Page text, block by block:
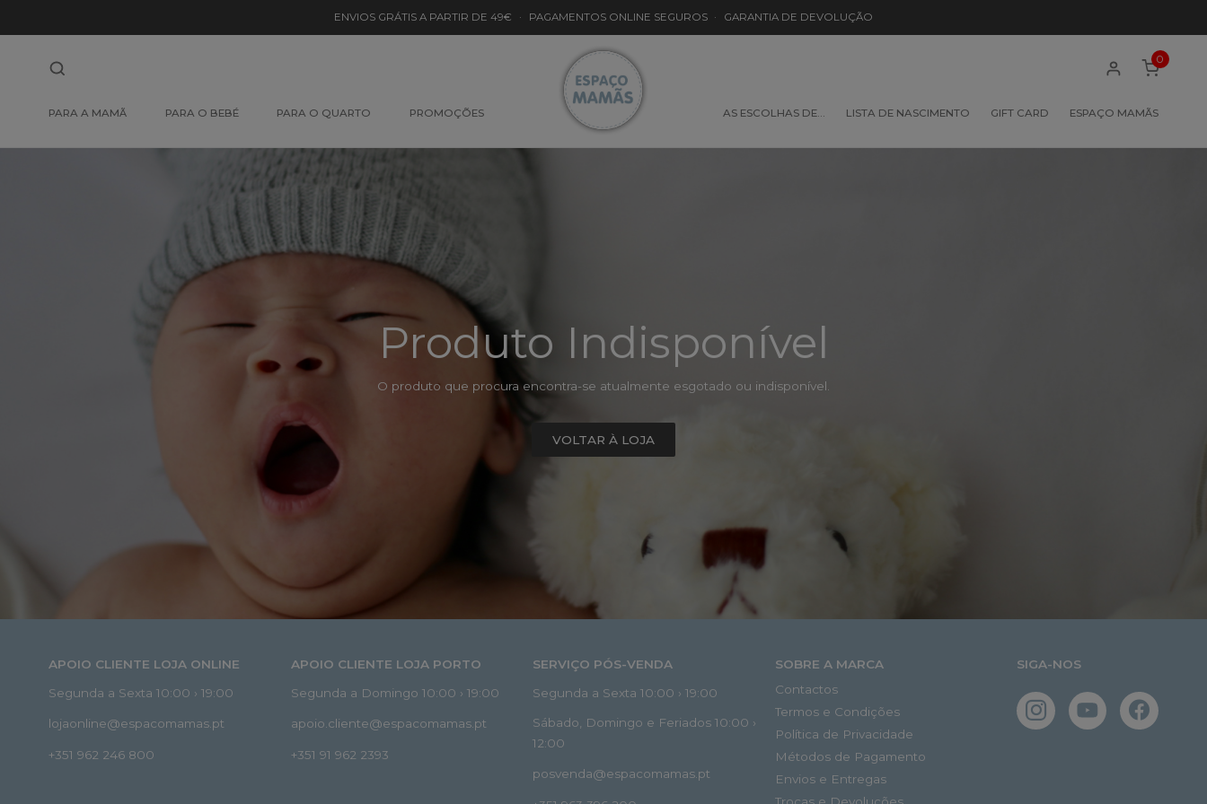
de
Produto
Sem
Produto
ENVIOS GRÁTIS A PARTIR DE 49€ · PAGAMENTOS ONLINE SEGUROS · GARANTIA DE DEVOLUÇÃO
PARA A MAMÃ PARA O BEBÉ PARA O QUARTO PROMOÇÕES AS ESCOLHAS DE… LISTA DE NASCIMENTO GIFT CARD ESPAÇO MAMÃS
0
Produto Indisponível
O produto que procura encontra-se atualmente esgotado ou indisponível.
VOLTAR À LOJA
APOIO CLIENTE LOJA ONLINE
Segunda a Sexta 10:00 › 19:00
lojaonline@espacomamas.pt
+351 962 246 800
APOIO CLIENTE LOJA PORTO
Segunda a Domingo 10:00 › 19:00
apoio.cliente@espacomamas.pt
+351 91 962 2393
SERVIÇO PÓS-VENDA
Segunda a Sexta 10:00 › 19:00
Sábado, Domingo e Feriados 10:00 ›
12:00
posvenda@espacomamas.pt
SOBRE A MARCA
Contactos
Termos e Condições
Política de Privacidade
Métodos de Pagamento
Envios e Entregas
SIGA-NOS